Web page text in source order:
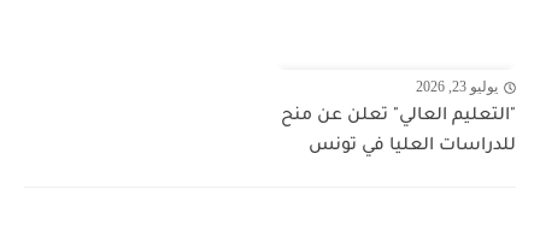
يوليو 23, 2026
"التعليم العالي" تعلن عن منح
للدراسات العليا في تونس